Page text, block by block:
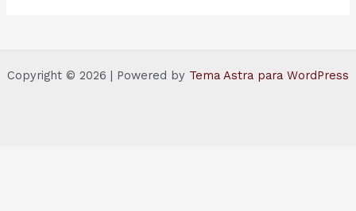
Copyright © 2026 | Powered by Tema Astra para WordPress